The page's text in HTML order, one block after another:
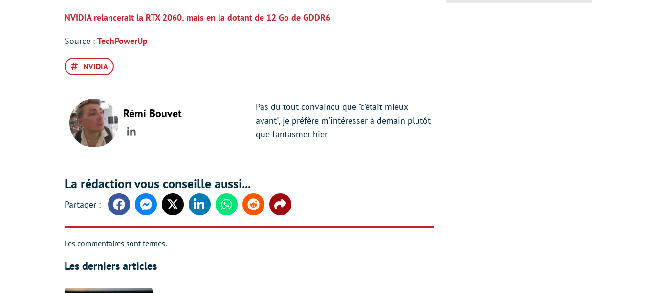
NVIDIA relancerait la RTX 2060, mais en la dotant de 12 Go de GDDR6
Source : TechPowerUp
NVIDIA
Rémi Bouvet
LinkedIn
Pas du tout convaincu que "c'était mieux
avant", je préfère m'intéresser à demain plutôt
que fantasmer hier.
La rédaction vous conseille aussi...
FacebookMessengerTwitter LinkedinWhatsappReddit Share
Les commentaires sont fermés.
Les derniers articles